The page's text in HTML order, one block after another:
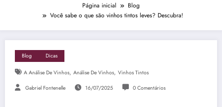
Página inicial
Blog
Você sabe o que são vinhos tintos leves? Descubra!
Blog Dicas
A Análise De Vinhos, Análise De Vinhos, Vinhos Tintos
Gabriel Fontenelle 16/07/2025 0 Comentários